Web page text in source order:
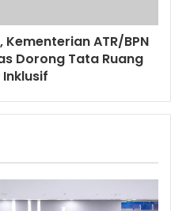
Kementerian ATR/BPN
Dorong Tata Ruang